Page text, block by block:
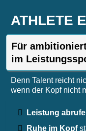
ATHLETE
Für
im
Denn Talent reicht
wenn der Kopf nicht
Leistung
Ruhe im Kopf